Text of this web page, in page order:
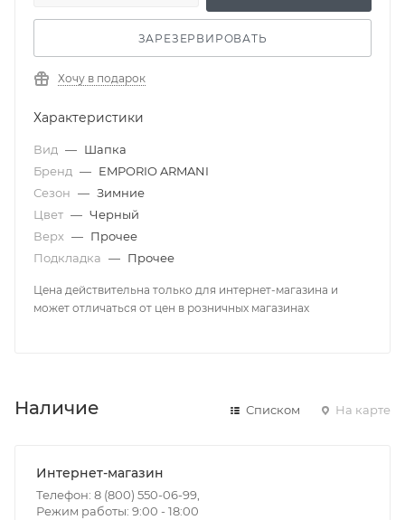
ЗАРЕЗЕРВИРОВАТЬ
Хочу в подарок
Характеристики
Вид — Шапка
Бренд — EMPORIO ARMANI
Сезон — Зимние
Цвет — Черный
Верх — Прочее
Подкладка — Прочее
Цена действительна только для интернет-магазина и
может отличаться от цен в розничных магазинах
Наличие Списком На карте
Интернет-магазин
Телефон: 8 (800) 550-06-99,
Режим работы: 9:00 - 18:00